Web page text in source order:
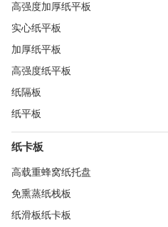
高强度加厚纸平板
实心纸平板
加厚纸平板
高强度纸平板
纸隔板
纸平板
纸卡板
高载重蜂窝纸托盘
免熏蒸纸栈板
纸滑板纸卡板